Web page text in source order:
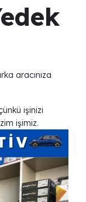
aracınıza
işinizi
işimiz.